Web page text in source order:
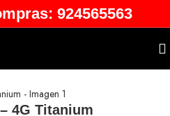
924565563
4G Titanium